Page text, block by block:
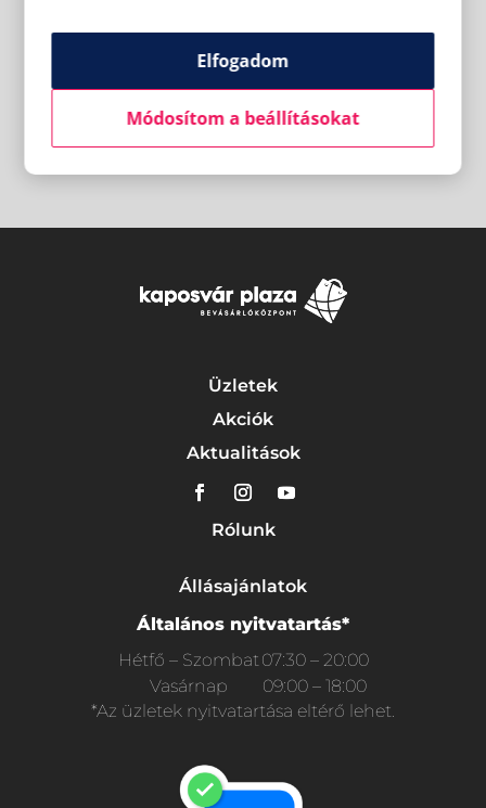
Üzletek
Akciók
Aktualitások
Rólunk
Állásajánlatok
Általános nyitvatartás*
Hétfő – Szombat 07:30 – 20:00
Vasárnap
09:00 – 18:00
*Az üzletek nyitvatartása eltérő lehet.
Elfogadom
Módosítom a beállításokat